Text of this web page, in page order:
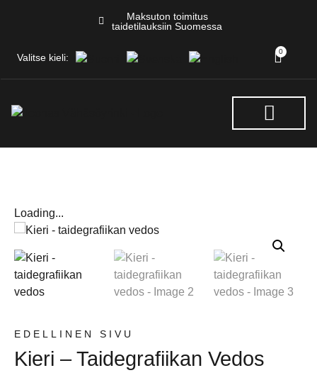
Maksuton toimitus
taidetilauksiin Suomessa
Valitse kieli:
0
Loading...
EDELLINEN SIVU
Kieri – Taidegrafiikan Vedos